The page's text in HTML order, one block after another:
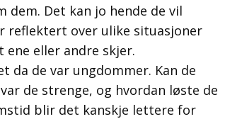
dem. Det kan jo hende de vil
reflektert over ulike situasjoner
ene eller andre skjer.
da de var ungdommer. Kan de
de strenge, og hvordan løste de
blir det kanskje lettere for